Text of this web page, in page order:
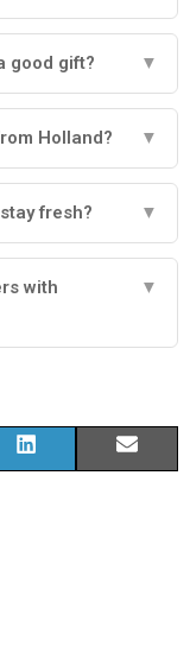
good gift? ▼
Holland? ▼
fresh? ▼
with
▼